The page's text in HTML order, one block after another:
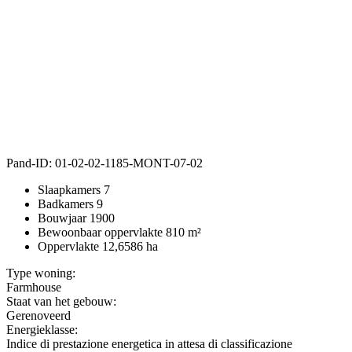
Pand-ID: 01-02-02-1185-MONT-07-02
Slaapkamers 7
Badkamers 9
Bouwjaar 1900
Bewoonbaar oppervlakte 810 m²
Oppervlakte 12,6586 ha
Type woning:
Farmhouse
Staat van het gebouw:
Gerenoveerd
Energieklasse:
Indice di prestazione energetica in attesa di classificazione